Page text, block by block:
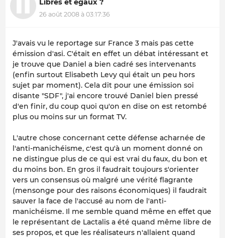
Libres et égaux ?
26 août 2008 à 03:17:36
J'avais vu le reportage sur France 3 mais pas cette
émission d'asi. C'était en effet un débat intéressant et
je trouve que Daniel a bien cadré ses intervenants
(enfin surtout Elisabeth Levy qui était un peu hors
sujet par moment). Cela dit pour une émission soi
disante "SDF", j'ai encore trouvé Daniel bien pressé
d'en finir, du coup quoi qu'on en dise on est retombé
plus ou moins sur un format TV.
L'autre chose concernant cette défense acharnée de
l'anti-manichéisme, c'est qu'à un moment donné on
ne distingue plus de ce qui est vrai du faux, du bon et
du moins bon. En gros il faudrait toujours s'orienter
vers un consensus où malgré une vérité flagrante
(mensonge pour des raisons économiques) il faudrait
sauver la face de l'accusé au nom de l'anti-
manichéisme. Il me semble quand même en effet que
le représentant de Lactalis a été quand même libre de
ses propos, et que les réalisateurs n'allaient quand